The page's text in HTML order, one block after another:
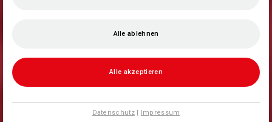
Alle ablehnen
Alle akzeptieren
Datenschutz| Impressum